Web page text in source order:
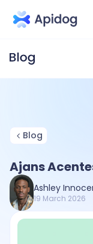
Blog
Ajans
Ashley
19 March 2026